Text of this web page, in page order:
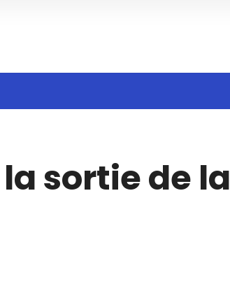
sortie de la